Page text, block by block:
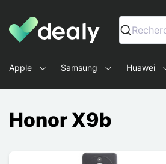
Dealy - Fundas y accesorios para
Apple Samsung Huawei
Honor X9b